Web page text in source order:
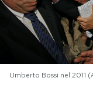
SHOP
CALENDARIO
Umberto Bossi nel 2011